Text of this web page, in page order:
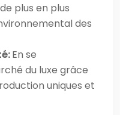
plus en plus
des
En se
du luxe grâce
uniques et